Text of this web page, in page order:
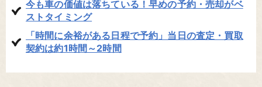
今も車の価値は落ちている！早めの予約・売却がベ
ストタイミング
「時間に余裕がある日程で予約」当日の査定・買取
契約は約1時間～2時間